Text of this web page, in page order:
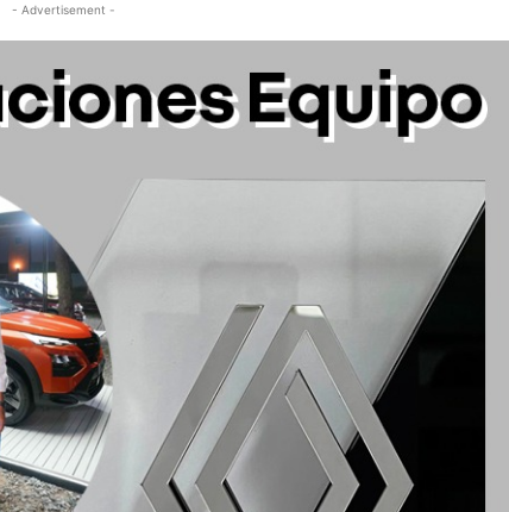
- Advertisement -